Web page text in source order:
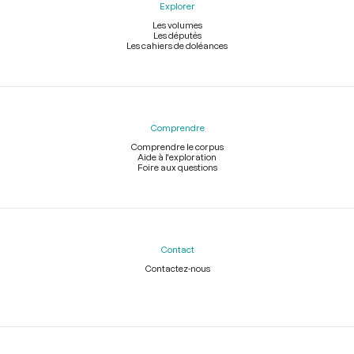
Explorer
Les volumes
Les députés
Les cahiers de doléances
Comprendre
Comprendre le corpus
Aide à l'exploration
Foire aux questions
Contact
Contactez-nous
Légal